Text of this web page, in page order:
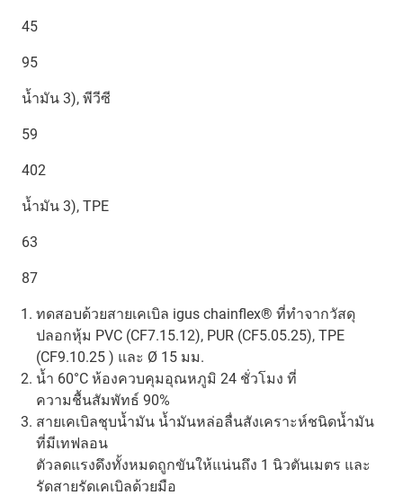
45
95
น้ำมัน 3), พีวีซี
59
402
น้ำมัน 3), TPE
63
87
ทดสอบด้วยสายเคเบิล igus chainflex® ที่ทำจากวัสดุ
ปลอกหุ้ม PVC (CF7.15.12), PUR (CF5.05.25), TPE
(CF9.10.25 ) และ Ø 15 มม.
น้ำ 60°C ห้องควบคุมอุณหภูมิ 24 ชั่วโมง ที่
ความชื้นสัมพัทธ์ 90%
สายเคเบิลชุบน้ำมัน น้ำมันหล่อลื่นสังเคราะห์ชนิดน้ำมัน
ที่มีเทฟลอน
ตัวลดแรงดึงทั้งหมดถูกขันให้แน่นถึง 1 นิวตันเมตร และ
รัดสายรัดเคเบิลด้วยมือ